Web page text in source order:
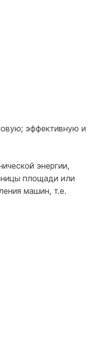
эффективную и
энергии,
площади или
машин, т.е.